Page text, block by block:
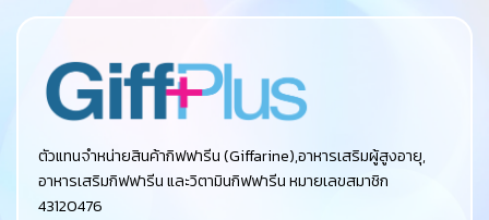
ตัวแทนจำหน่ายสินค้ากิฟฟารีน (Giffarine),อาหารเสริมผู้สูงอายุ,
อาหารเสริมกิฟฟารีน และวิตามินกิฟฟารีน หมายเลขสมาชิก
43120476